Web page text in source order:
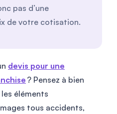
pas d’une
de votre cotisation.
devis pour une
? Pensez à bien
éléments
tous accidents,